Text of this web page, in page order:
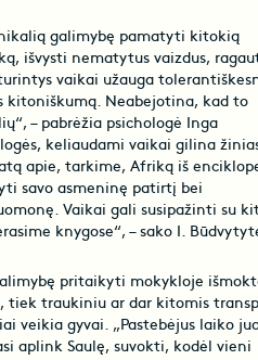
galimybę pamatyti kitokią
išvysti nematytus vaizdus,
vaikai užauga
kitoniškumą. Neabejotina, kad to
– pabrėžia psichologė Inga
keliaudami vaikai gilina
apie, tarkime, Afriką iš
savo asmeninę patirtį bei
Vaikai gali susipažinti su
knygose“, – sako I.
pritaikyti mokykloje
tiek traukiniu ar dar kitomis
veikia gyvai. „Pastebėjus laiko
aplink Saulę, suvokti, kodėl vieni